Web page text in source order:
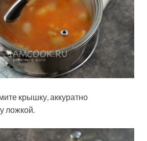
крышку, аккуратно
ложкой.